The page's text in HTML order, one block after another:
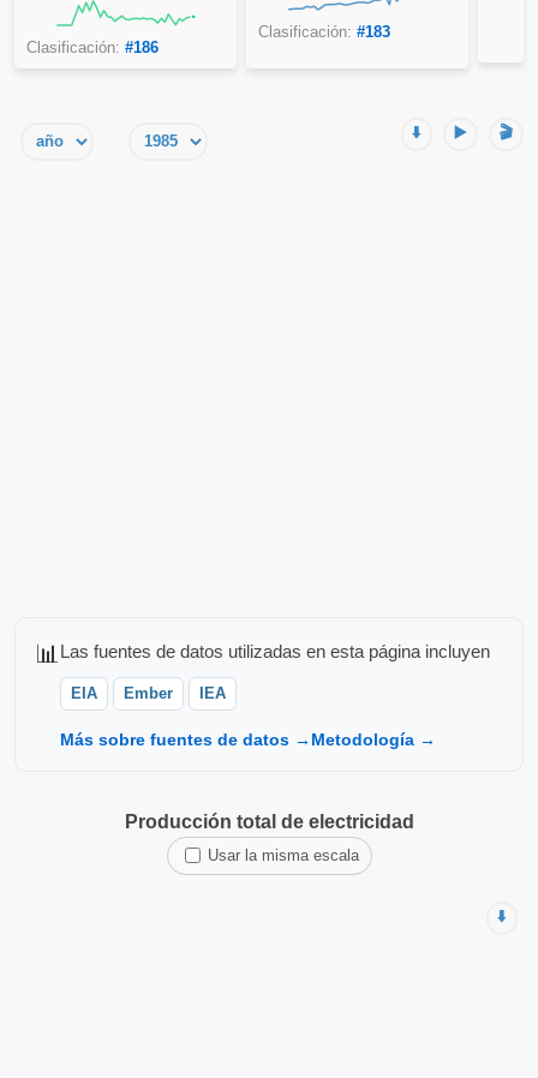
Clasificación: #186
Clasificación: #183
⬇️ ▶️ 🎬
📊 Las fuentes de datos utilizadas en esta página incluyen
EIA Ember IEA
Más sobre fuentes de datos → Metodología →
Producción total de electricidad
Usar la misma escala
⬇️